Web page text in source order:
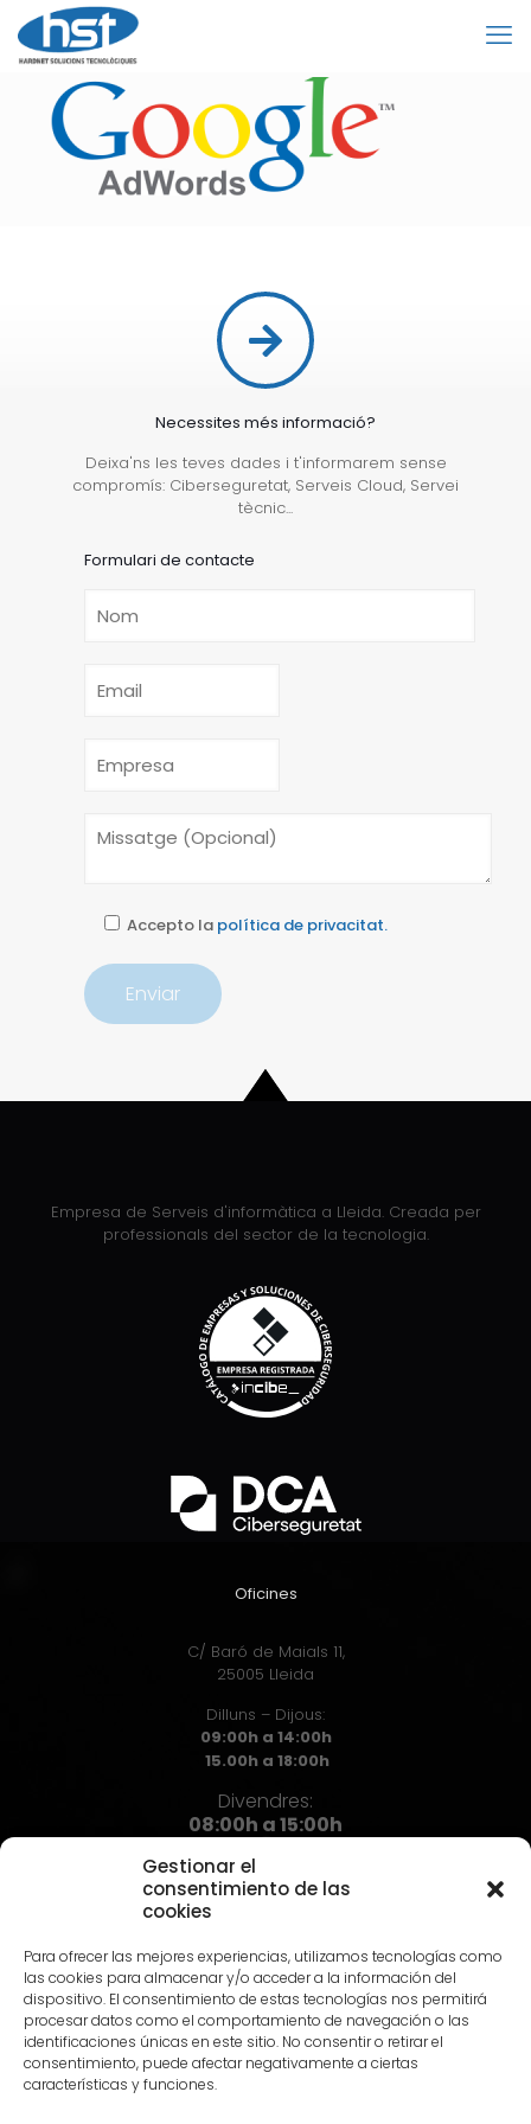
Gestionar el
consentimiento de las
cookies
Para ofrecer las mejores experiencias, utilizamos tecnologías como
las cookies para almacenar y/o acceder a la información del
dispositivo. El consentimiento de estas tecnologías nos permitirá
procesar datos como el comportamiento de navegación o las
identificaciones únicas en este sitio. No consentir o retirar el
consentimiento, puede afectar negativamente a ciertas
características y funciones.
Necessites més informació?
Deixa'ns les teves dades i t'informarem sense
compromís: Ciberseguretat, Serveis Cloud, Servei
tècnic...
Formulari de contacte
Accepto la política de privacitat.
Empresa de Serveis d'informàtica a Lleida. Creada per
professionals del sector de la tecnologia.
Oficines
C/ Baró de Maials 11,
25005 Lleida
Dilluns – Dijous:
09:00h a 14:00h
15.00h a 18:00h
Divendres:
08:00h a 15:00h
973 72 71 72
info@hst.cat